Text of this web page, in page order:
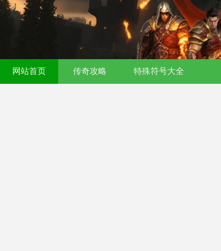
521fu 传奇发布网 - 今日新开传奇私
网站首页 传奇攻略 特殊符号大全